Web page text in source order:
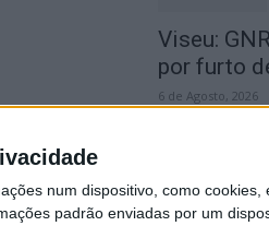
num dispositivo, como cookies,
padrão enviadas por um
Viseu:
por furto
6 de Agosto, 2026